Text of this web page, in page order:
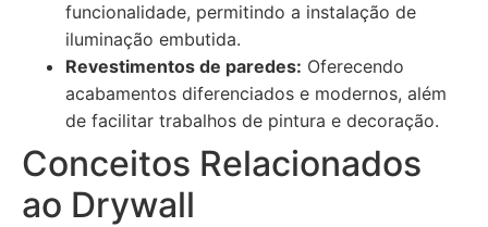
funcionalidade, permitindo a instalação de
iluminação embutida.
Revestimentos de paredes: Oferecendo
acabamentos diferenciados e modernos, além
de facilitar trabalhos de pintura e decoração.
Conceitos Relacionados
ao Drywall